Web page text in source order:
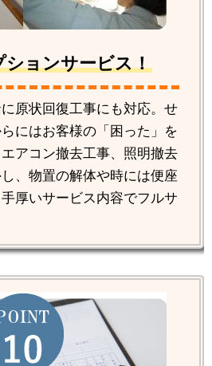
ションサービス！
原状回復工事にも対応。せ
にはお客様の「困った」を
アコン撤去工事、照明撤去
、物置の解体や時には便座
厚いサービス内容でフルサ